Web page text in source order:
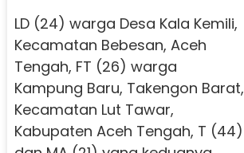
LD (24) warga Desa Kala Kemili,
Kecamatan Bebesan, Aceh
Tengah, FT (26) warga
Kampung Baru, Takengon Barat,
Kecamatan Lut Tawar,
Kabupaten Aceh Tengah, T (44)